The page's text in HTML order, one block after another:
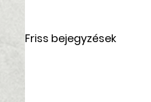
Friss bejegyzések